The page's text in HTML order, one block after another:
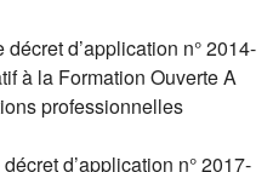
d’application n° 2014-
à la Formation Ouverte A
professionnelles
d’application n° 2017-